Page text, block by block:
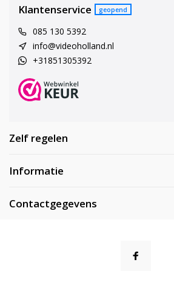
Klantenservice geopend
085 130 5392
info@videoholland.nl
+31851305392
Zelf regelen
Informatie
Contactgegevens